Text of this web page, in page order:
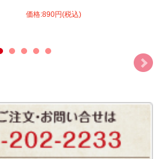
価格:890円(税込)